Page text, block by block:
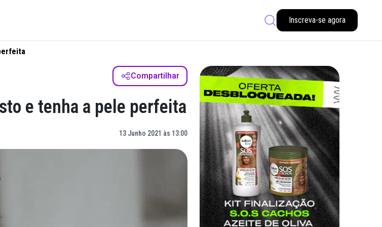
Inscreva-se agora
Compartilhar
e tenha a pele perfeita
13 Junho 2021 às 13:00